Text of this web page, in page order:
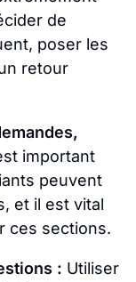
de
poser les
retour
important
peuvent
et il est vital
ces sections.
: Utiliser